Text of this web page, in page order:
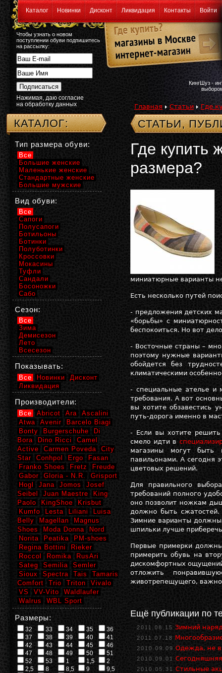
Каталог Новинки Дисконт Ликвидация Контакты Войти
Чтобы узнать о новом
поступлении обуви подпишитесь
на рассылку:
Нажимая, даю согласие
на обработку данных
КингШуз -
Главная Статьи Где
СТАТЬИ,
Где купить
размера?
миниатюрные варианты
Есть несколько путей
- предложения детских
«борьбы» с
беспокоиться. Но вот
- Восточные страны –
поэтому нужные
обойдется без
климатическими
- специальные ателье и
требования. А вот
вы хотите обзавестись
путь-дорога именно в
- Если вы хотите
смело идти в
магазины могут
павильонами. А сегодня
цветовых решений.
Для правильного
требований полного
оно позволит ножкам
должно быть
Зимние варианты
шпильки лучше
Первые примерки
примерить обувь на
дискомфортных
отложить
животрепещущего,
Ещё публикации по
2011.08.15 Зимний
2011.07.18
2010.09.09 Одежда, не
2010.09.01
2010.05.31 Стильные
КАТАЛОГ:
Тип размера обуви:
Все
Большие женские
Маленькие женские
Стандартные женские
Большие мужские
Вид обуви:
Все
Сапоги
Полусапоги
Ботильоны
Ботинки
Полуботинки
Кроссовки
Мокасины
Туфли
Сандали
Босоножки
Сабо
Сезон:
Все
Зима
Демисезон
Лето
Всесезон
Показывать:
Все Новинки
Дисконт
Ликвидация
Производители:
Все Abricot Ara
Ascalini
Atwa
Avenir
Barcelo Biagi
Bonty
Burgerschuhe
Di
Bora
Dino Ricci
Camel
Active
Carmen Poveda
City
Star
Conhpol Ergo
Fasan
Franko Shoes
Fretz
Freude
Gabor
Gloria - N.R.
Grisport
Hogl
Jana Jomos
Josef
Seibel
Juan Maestre
King
Paolo
KingShoe
Krisbut
Kumfo
Lesta Liliani
Luisa
Belly
Magellan
Magnus
Shoes
Moda Donna
Nord
Norita
Peatika
PM-shoes
Regina Bottini
Rieker
Roccol
Romika
RusAri
Sateg
Semilia
Semler
Sioux
Spectra Tais
Tamaris
Comfort
Trio Triton
Vivalo
VS
VV-Vito
Waldlaufer
Walrus
WBL Sport
Размеры:
32 33 34 35
36
37
38 39 40
41
42
43 44 45
46
47
48 49 50
51
52
53 1 1,5
2
2,5
8 8,5 9
9,5